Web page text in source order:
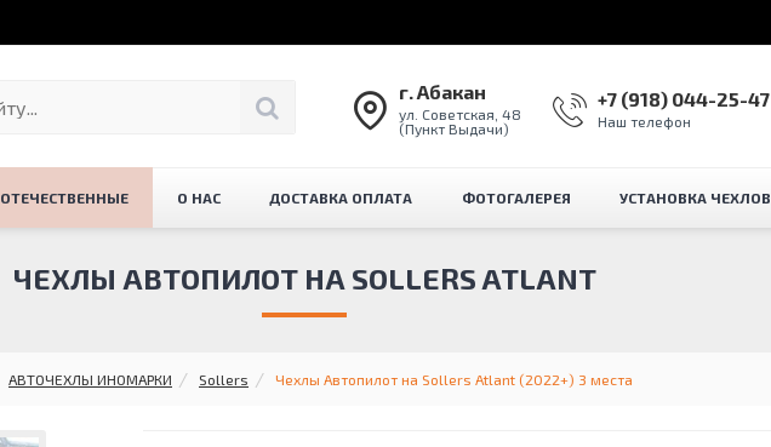
г. Абакан
ул. Советская, 48
(Пункт Выдачи)
+7 (918) 044-25-47
Наш телефон
ОТЕЧЕСТВЕННЫЕ О НАС ДОСТАВКА ОПЛАТА ФОТОГАЛЕРЕЯ УСТАНОВКА ЧЕХЛОВ
АВТОЧЕХЛЫ ИНОМАРКИ Sollers Чехлы Автопилот на Sollers Atlant (2022+) 3 места
ЧЕХЛЫ АВТОПИЛОТ НА SOLLERS ATLANT